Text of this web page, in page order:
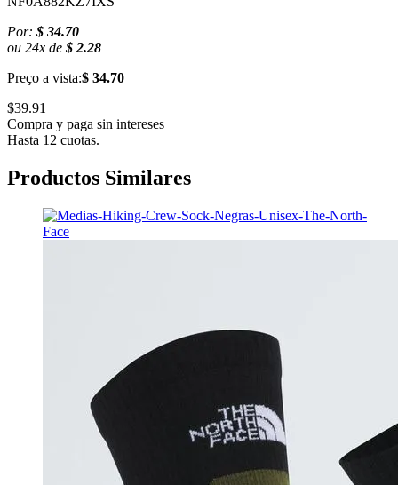
Por: $ 34.70
ou 24x de $ 2.28
Preço a vista:$ 34.70
$39.91
Compra y paga sin intereses
Hasta 12 cuotas.
Productos Similares